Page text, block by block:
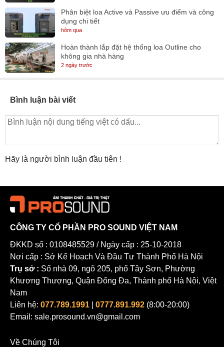
Phân biệt loa Active và Passive ưu điểm và công
dụng chi tiết
hôm qua
Hoàn thành lắp đặt hệ thống loa Outline cho
không gia nhà hàng
2 ngày trước
Bình luận bài viết
Hãy là người bình luận đầu tiên !
CÔNG TY CỔ PHẦN PRO SOUND VIỆT NAM
ĐKKD số : 0108485529 / Ngày cấp : 25-10-2018
Nơi cấp : Sở Kế Hoạch Và Đầu Tư Thành Phố Hà Nội
Trụ sở : Số nhà 09, ngõ 205, phố Tây Sơn, Phường
Khương Thượng, Quận Đống Đa, Thành phố Hà Nội, Việt
Nam
Liên hệ: 077.789.1991 0777.891.992 (8:00-20:00)
Email: sale.prosound.vn@gmail.com
Về Chúng Tôi